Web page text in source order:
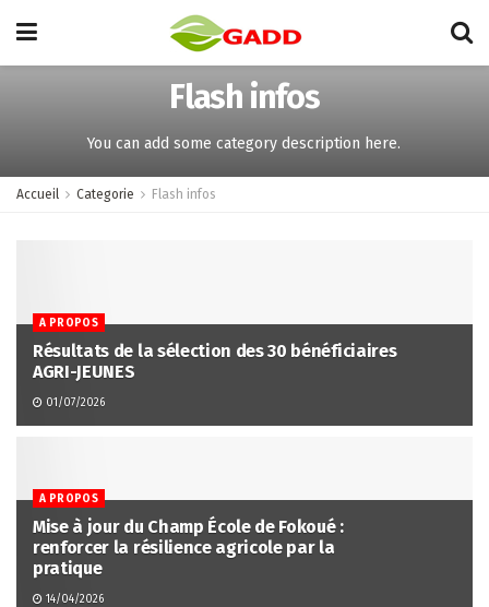
Flash infos
You can add some category description here.
Accueil Categorie Flash infos
A PROPOS
Résultats de la sélection des 30 bénéficiaires
AGRI-JEUNES
01/07/2026
A PROPOS
Mise à jour du Champ École de Fokoué :
renforcer la résilience agricole par la
pratique
14/04/2026